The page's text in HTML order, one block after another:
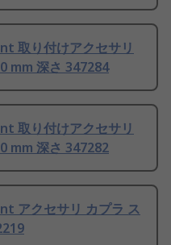
取り付けアクセサリ
mm 深さ 347284
取り付けアクセサリ
mm 深さ 347282
アクセサリ カプラ ス